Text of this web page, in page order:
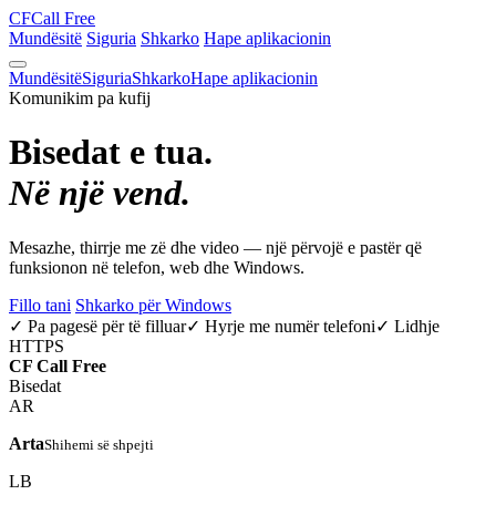
CFCall Free
Mundësitë Siguria Shkarko Hape aplikacionin
MundësitëSiguriaShkarkoHape aplikacionin
Komunikim pa kufij
Bisedat e tua.
Në një vend.
Mesazhe, thirrje me zë dhe video — një përvojë e pastër që
funksionon në telefon, web dhe Windows.
Fillo tani Shkarko për Windows
✓ Pa pagesë për të filluar✓ Hyrje me numër telefoni✓ Lidhje
HTTPS
CF Call Free
Bisedat
AR
ArtaShihemi së shpejti
LB